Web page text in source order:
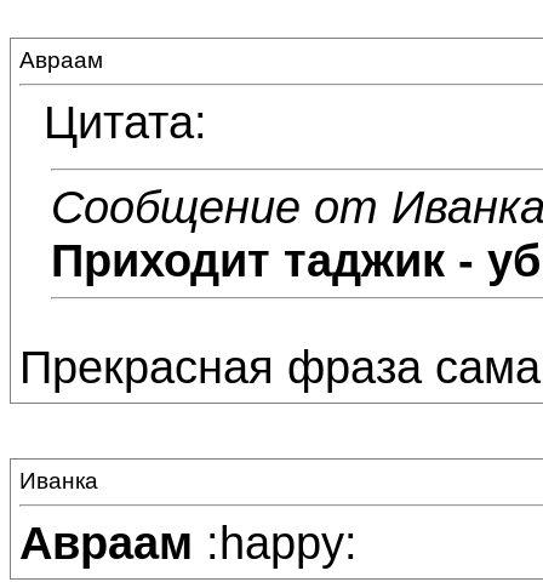
Авраам
Цитата:
Сообщение от
Приходит таджик -
Прекрасная фраза
Иванка
Авраам :happy: